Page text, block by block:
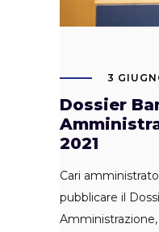
3
Dossier
2021
Cari
pubblicare il